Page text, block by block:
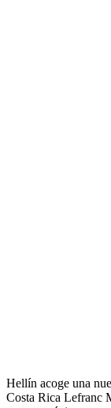
Hellín acoge una
Costa Rica Lefranc